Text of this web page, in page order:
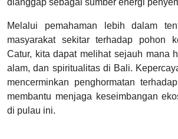
dianggap sebagai sumber energi
Melalui pemahaman lebih dalam
masyarakat sekitar terhadap pohon
Catur, kita dapat melihat sejauh mana
alam, dan spiritualitas di Bali.
mencerminkan penghormatan
membantu menjaga keseimbangan
di pulau ini.